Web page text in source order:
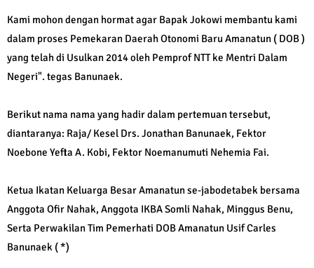
Kami mohon dengan hormat agar Bapak Jokowi membantu kami
dalam proses Pemekaran Daerah Otonomi Baru Amanatun ( DOB )
yang telah di Usulkan 2014 oleh Pemprof NTT ke Mentri Dalam
Negeri". tegas Banunaek.
Berikut nama nama yang hadir dalam pertemuan tersebut,
diantaranya: Raja/ Kesel Drs. Jonathan Banunaek, Fektor
Noebone Yefta A. Kobi, Fektor Noemanumuti Nehemia Fai.
Ketua Ikatan Keluarga Besar Amanatun se-jabodetabek bersama
Anggota Ofir Nahak, Anggota IKBA Somli Nahak, Minggus Benu,
Serta Perwakilan Tim Pemerhati DOB Amanatun Usif Carles
Banunaek ( *)